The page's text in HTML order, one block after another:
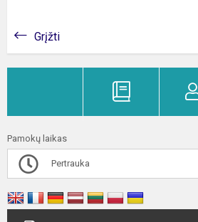
Grįžti
Pamokų laikas
Pertrauka